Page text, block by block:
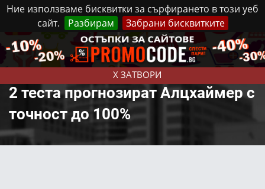
Ние използваме бисквитки за сърфирането в този уеб
сайт.
Разбирам Забрани бисквитките
X ЗАТВОРИ
Неделя, 9 Август, 2026 Реклама Контакти
2 теста прогнозират Алцхаймер с
точност до 100%